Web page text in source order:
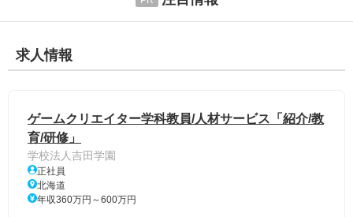
求人情報
ゲームクリエイター学科教員/人材サービス「紹介/教
育/研修」
学校法人吉田学園
正社員
北海道
年収360万円～600万円